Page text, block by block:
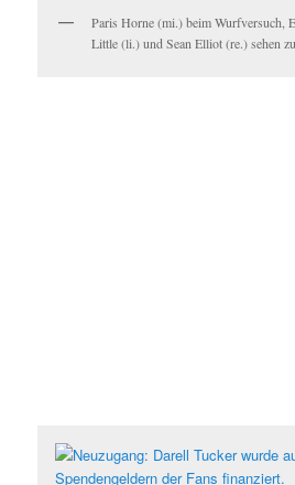
Paris Horne (mi.) beim Wurfversuch,
Little (li.) und Sean Elliot (re.) sehen